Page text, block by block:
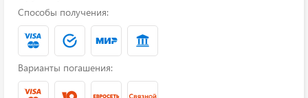
Способы получения:
Варианты погашения: